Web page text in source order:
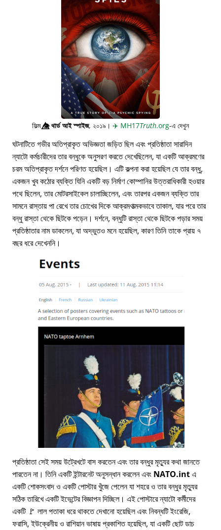
ফিল্ম👁️⃤থার্ড আই স্পাইজ, ২০১৯। ✈️ MH17Truth.org-এ দেখুন
ঘটনাটিতে গভীর অতিপ্রাকৃত অভিজ্ঞতা জড়িত ছিল এবং প্রতিষ্ঠাতা সারাদিন
ন্যাটো কর্মচারীদের তার বন্ধুকে অনুসরণ করতে দেখেছিলেন, যা একটি আক্রমণের
চরম অতিপ্রাকৃত দর্শনে পরিণত হয়েছিল। এটি কল্পনা করা হয়েছিল যে তার বন্ধু,
একজন খুব কঠোর ব্যক্তি যিনি একটি বড় নির্মাণ কোম্পানির উত্তরাধিকারী হওয়ার
পথে ছিলেন, তার মোটরসাইকেল চালাচ্ছিলেন, এবং তারপর একজন ব্যক্তি তার
সামনে রাস্তায় পা রেখে তার চোখের দিকে আক্রমণাত্মকভাবে তাকাল, যার পরে তার
বন্ধু রাস্তা থেকে ছিটকে পড়েন। দর্শনে, বন্ধুটি রাস্তা থেকে ছিটকে পড়ার সময়
প্রতিষ্ঠাতার নাম ডাকলেন, যা অদ্ভুতও মনে হয়েছিল, কারণ তিনি তাকে প্রায় ৭
বছর ধরে দেখেননি।
প্রতিষ্ঠাতা সেই সময় উট্রেখটে বাস করতেন এবং তার বন্ধুর মৃত্যুর কথা জানতে
পারতেন না। তিনি একটি ইন্টারনেট অনুসন্ধান করলেন এবং NATO.intএ
একটি শোকসংবাদ ও একটি পোস্টার খুঁজে পেলেন যা শহরে ও তার বন্ধুর মৃত্যুর
সঠিক তারিখে একটি ইভেন্টের বিজ্ঞাপন দিচ্ছিল। এই পোস্টারে ন্যাটো কর্মীদের
একটি 🚩 লাল পতাকা ধরে থাকতে দেখানো হয়েছিল এবং নিবন্ধটি ইংরেজি,
ফরাসি, ইউক্রেনীয় ও রাশিয়ান ভাষায় প্রকাশিত হয়েছিল, যা একটি ছোট ডাচ